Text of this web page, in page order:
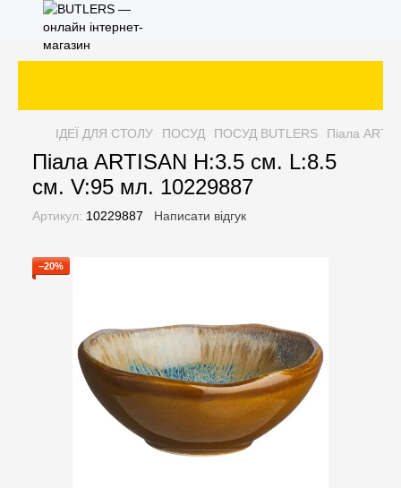
ІДЕЇ ДЛЯ СТОЛУ ПОСУД ПОСУД BUTLERS Піала
Піала ARTISAN H:3.5 см. L:8.5
см. V:95 мл. 10229887
Артикул: 10229887 Написати відгук
−20%